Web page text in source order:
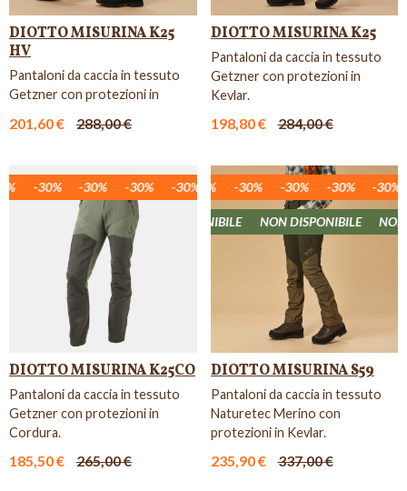
DIOTTO MISURINA K25
HV
Pantaloni da caccia in tessuto
Getzner con protezioni in
201,60 € 288,00 €
DIOTTO MISURINA K25
Pantaloni da caccia in tessuto
Getzner con protezioni in
Kevlar.
198,80 € 284,00 €
-30% -30% -30% -30% -30% -30% -30% -30% -
DIOTTO MISURINA K25CO
Pantaloni da caccia in tessuto
Getzner con protezioni in
Cordura.
185,50 € 265,00 €
-30% -30% -30% -30% -30% -30% -30% -30%
NON DISPONIBILE NON DISPONIBILE NON DISPONIBILE NON
DIOTTO MISURINA S59
Pantaloni da caccia in tessuto
Naturetec Merino con
protezioni in Kevlar.
235,90 € 337,00 €